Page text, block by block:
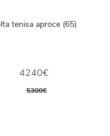
tenisa aproce (65)
4240€
5300€